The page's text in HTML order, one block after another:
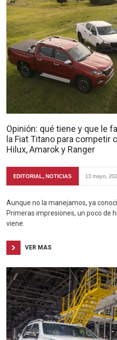
Opinión: qué tiene y que le
la Fiat Titano para competir
Hilux, Amarok y Ranger
EDITORIAL, NOTICIAS 13 mayo,
Aunque no la manejamos, ya
Primeras impresiones, un poco de
viene.
VER MAS